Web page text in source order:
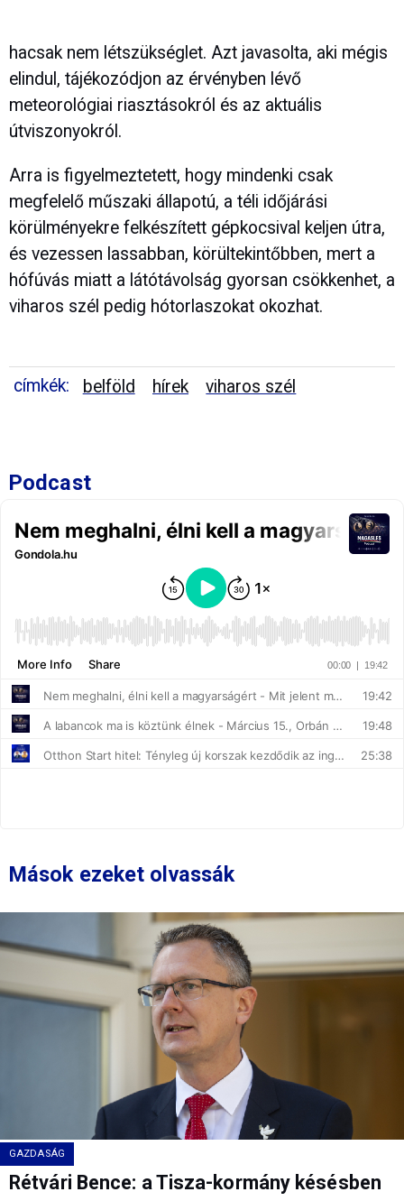
hacsak nem létszükséglet. Azt javasolta, aki mégis
elindul, tájékozódjon az érvényben lévő
meteorológiai riasztásokról és az aktuális
útviszonyokról.
Arra is figyelmeztetett, hogy mindenki csak
megfelelő műszaki állapotú, a téli időjárási
körülményekre felkészített gépkocsival keljen útra,
és vezessen lassabban, körültekintőbben, mert a
hófúvás miatt a látótávolság gyorsan csökkenhet, a
viharos szél pedig hótorlaszokat okozhat.
címkék: belföld hírek viharos szél
Podcast
Mások ezeket olvassák
GAZDASÁG
Rétvári Bence: a Tisza-kormány késésben